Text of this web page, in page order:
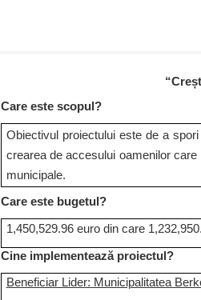
Care este scopul?
Obiectivul proiectului este de a
crearea de accesului oamenilor care
municipale.
Care este bugetul?
1,450,529.96 euro din care
Cine implementează proiectul?
Beneficiar Lider: Municipalitatea